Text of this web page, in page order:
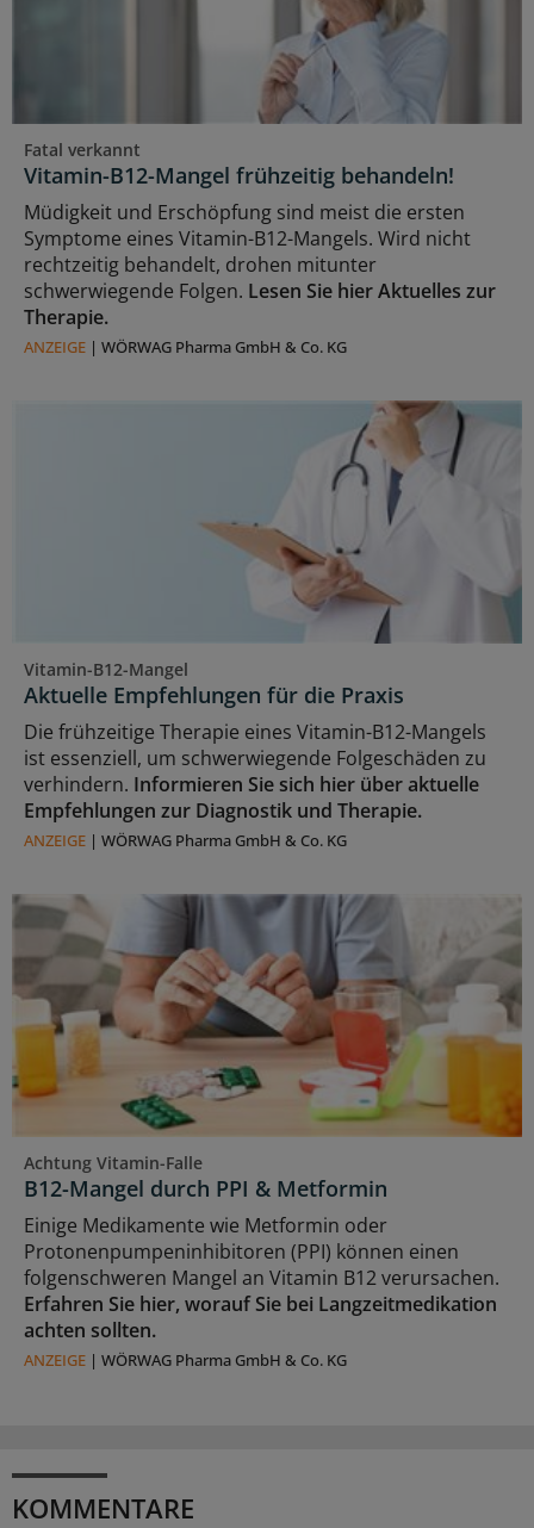
Fatal verkannt
Vitamin-B12-Mangel frühzeitig behandeln!
Müdigkeit und Erschöpfung sind meist die ersten
Symptome eines Vitamin-B12-Mangels. Wird nicht
rechtzeitig behandelt, drohen mitunter
schwerwiegende Folgen. Lesen Sie hier Aktuelles zur
Therapie.
ANZEIGE | WÖRWAG Pharma GmbH & Co. KG
Vitamin-B12-Mangel
Aktuelle Empfehlungen für die Praxis
Die frühzeitige Therapie eines Vitamin-B12-Mangels
ist essenziell, um schwerwiegende Folgeschäden zu
verhindern. Informieren Sie sich hier über aktuelle
Empfehlungen zur Diagnostik und Therapie.
ANZEIGE | WÖRWAG Pharma GmbH & Co. KG
Achtung Vitamin-Falle
B12-Mangel durch PPI & Metformin
Einige Medikamente wie Metformin oder
Protonenpumpeninhibitoren (PPI) können einen
folgenschweren Mangel an Vitamin B12 verursachen.
Erfahren Sie hier, worauf Sie bei Langzeitmedikation
achten sollten.
ANZEIGE | WÖRWAG Pharma GmbH & Co. KG
KOMMENTARE